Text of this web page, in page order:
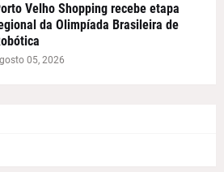
Velho Shopping recebe etapa
da Olimpíada Brasileira de
05, 2026